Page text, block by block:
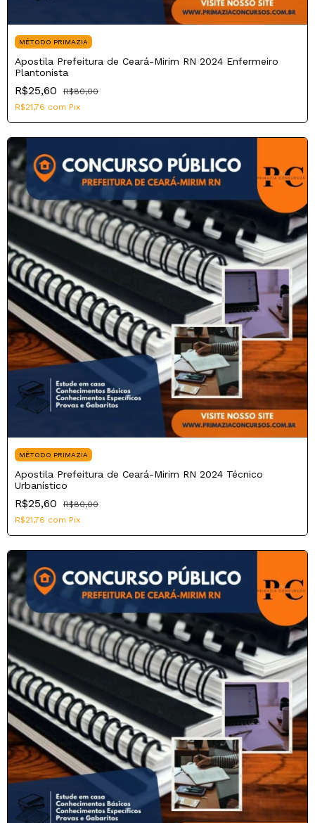
MÉTODO PRIMAZIA
Apostila Prefeitura de Ceará-Mirim RN 2024 Enfermeiro
Plantonista
R$25,60
R$80,00
R$21,76 com Pix
MÉTODO PRIMAZIA
Apostila Prefeitura de Ceará-Mirim RN 2024 Técnico
Urbanístico
R$25,60
R$80,00
R$21,76 com Pix